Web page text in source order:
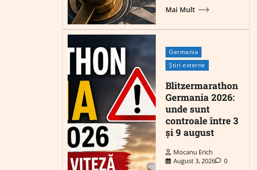
Mai Mult
Germania
Știri externe
Blitzermarathon
Germania 2026:
unde sunt
controale între 3
și 9 august
Mocanu Erich
August 3, 2026
0